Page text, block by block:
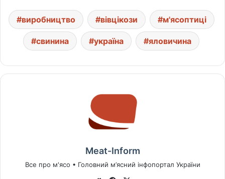
виробництво вівцікози м'ясоптиці
свинина україна яловичина
Meat-Inform
Все про м'ясо • Головний м’ясний інфопортал України